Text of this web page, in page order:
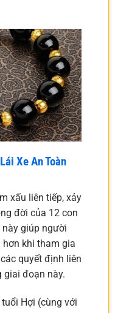
Xe An Toàn
xấu liên tiếp, xảy
đời của 12 con
giúp người
khi tham gia
quyết định liên
giai đoạn này.
Hợi (cùng với